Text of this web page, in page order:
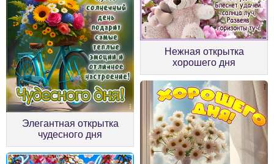
Элегантная открытка
чудесного дня
Нежная открытка
хорошего дня